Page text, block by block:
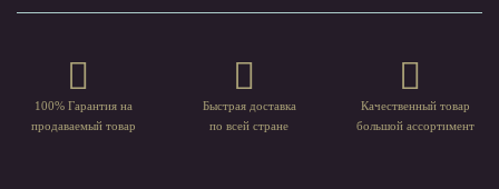
100% Гарантия на
продаваемый товар
Быстрая доставка
по всей стране
Качественный товар
большой ассортимент